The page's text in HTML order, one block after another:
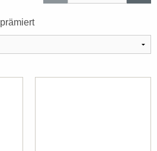
prämiert